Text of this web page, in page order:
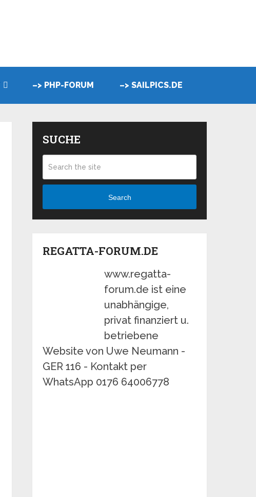
–> PHP-FORUM –> SAILPICS.DE
SUCHE
Search
REGATTA-FORUM.DE
www.regatta-
forum.de ist eine
unabhängige,
privat finanziert u.
betriebene
Website von Uwe Neumann -
GER 116 - Kontakt per
WhatsApp 0176 64006778